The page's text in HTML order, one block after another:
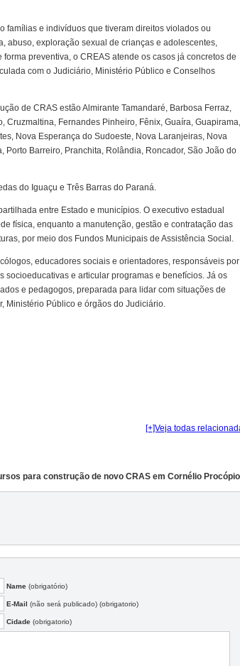
famílias e indivíduos que tiveram direitos violados ou
abuso, exploração sexual de crianças e adolescentes,
preventiva, o CREAS atende os casos já concretos de
com o Judiciário, Ministério Público e Conselhos
de CRAS estão Almirante Tamandaré, Barbosa Ferraz,
Fernandes Pinheiro, Fênix, Guaíra, Guapirama,
Nova Esperança do Sudoeste, Nova Laranjeiras, Nova
Barreiro, Pranchita, Rolândia, Roncador, São João do
do Iguaçu e Três Barras do Paraná.
entre Estado e municípios. O executivo estadual
física, enquanto a manutenção, gestão e contratação das
por meio dos Fundos Municipais de Assistência Social.
educadores sociais e orientadores, responsáveis por
e articular programas e benefícios. Já os
e pedagogos, preparada para lidar com situações de
Ministério Público e órgãos do Judiciário.
[+]Veja todas
para construção de novo CRAS em Cornélio
Name (obrigatório)
E-Mail (não será publicado) (obrigatorio)
Cidade (obrigatorio)